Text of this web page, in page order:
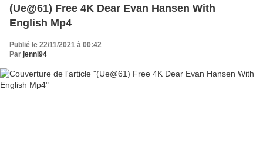
(Ue@61) Free 4K Dear Evan Hansen With
English Mp4
Publié le 22/11/2021 à 00:42
Par jenni94